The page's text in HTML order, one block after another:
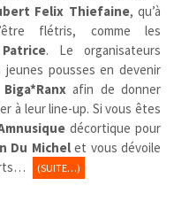
Felix Thiefaine, qu’à
flétris, comme les
Patrice. Le organisateurs
pousses en devenir
Biga*Ranx afin de donner
à leur line-up. Si vous êtes
décortique pour
Du Michelet vous dévoile
(SUITE…)